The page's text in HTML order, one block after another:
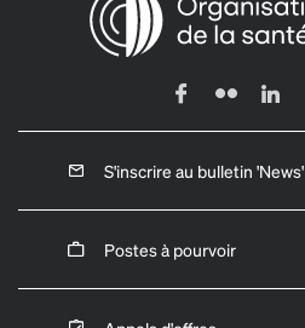
S'inscrire au bulletin 'News'
Postes à pourvoir